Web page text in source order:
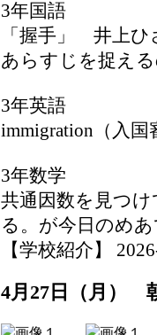
3年国語
「握手」 井上ひ
あらすじを捉え
3年英語
immigration（入
3年数学
共通因数を見つ
る。が今日のめ
【学校紹介】
4月27日（月）